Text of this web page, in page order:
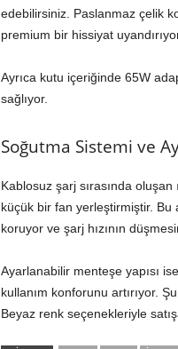
edebilirsiniz. Paslanmaz çelik
premium bir hissiyat
Ayrıca kutu içeriğinde 65W
sağlıyor.
Soğutma Sistemi ve
Kablosuz şarj sırasında
küçük bir fan yerleştirmiştir. Bu
koruyor ve şarj hızının
Ayarlanabilir menteşe yapısı
kullanım konforunu artırıyor.
Beyaz renk seçenekleriyle